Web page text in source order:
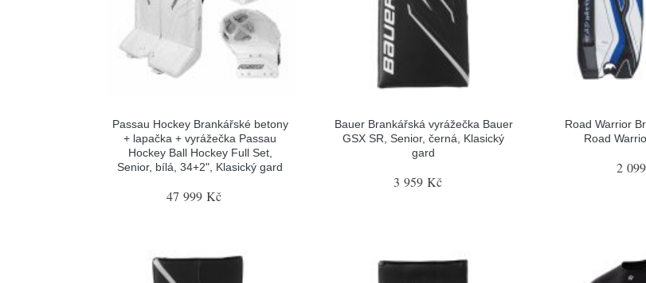
Passau Hockey Brankářské betony
+ lapačka + vyrážečka Passau
Hockey Ball Hockey Full Set,
Senior, bílá, 34+2", Klasický gard
47 999 Kč
Bauer Brankářská vyrážečka Bauer
GSX SR, Senior, černá, Klasický
gard
3 959 Kč
Road Warrior
Road
2